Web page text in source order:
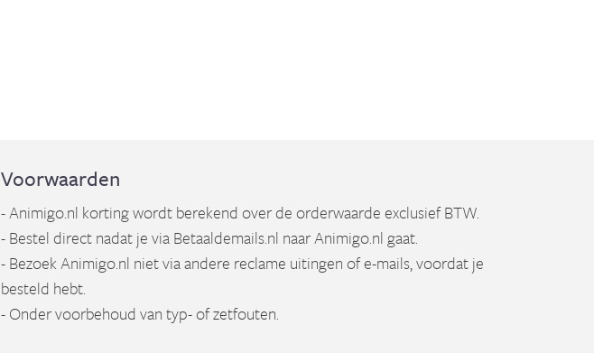
Voorwaarden
- Animigo.nl korting wordt berekend over de orderwaarde exclusief BTW.
- Bestel direct nadat je via Betaaldemails.nl naar Animigo.nl gaat.
- Bezoek Animigo.nl niet via andere reclame uitingen of e-mails, voordat je
besteld hebt.
- Onder voorbehoud van typ- of zetfouten.